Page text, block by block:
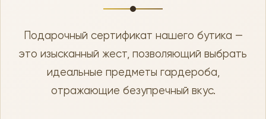
Подарочный сертификат нашего бутика —
это изысканный жест, позволяющий выбрать
идеальные предметы гардероба,
отражающие безупречный вкус.